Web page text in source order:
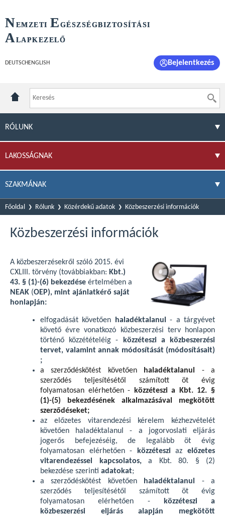
NEMZETI E GÉSZSÉGBIZTOSÍTÁSI
ALAPKEZELŐ
DEUTSCH ENGLISH Bejelentkezés
RÓLUNK
LAKOSSÁGNAK
SZAKMÁNAK
Főoldal Rólunk Közérdekű adatok Közbeszerzési információk
Közbeszerzési információk
A közbeszerzésekről szóló 2015. évi
CXLIII. törvény (továbbiakban: Kbt.)
43. § (1)-(6) bekezdése értelmében a
NEAK (OEP), mint ajánlatkérő saját
honlapján:
elfogadását követően haladéktalanul- a tárgyévet
követő évre vonatkozó közbeszerzési terv honlapon
történő közzétételéig -
közzéteszi a közbeszerzési
tervet, valamint annak módosítását (módosításait)
;
a szerződéskötést követően
haladéktalanul - a
szerződés teljesítésétől számított öt évig
folyamatosan elérhetően - közzéteszi a Kbt. 12. §
(1)-(5) bekezdésének alkalmazásával megkötött
szerződéseket;
az előzetes vitarendezési kérelem kézhezvételét
követően haladéktalanul - a jogorvoslati eljárás
jogerős befejezéséig, de legalább öt évig
folyamatosan elérhetően -
közzétesziazelőzetes
vitarendezéssel kapcsolatos,a Kbt. 80. § (2)
bekezdése szerinti adatokat;
a szerződéskötést követően
haladéktalanul - a
szerződés teljesítésétől számított öt évig
folyamatosan elérhetően -
közzéteszi a
közbeszerzési eljárás alapján megkötött